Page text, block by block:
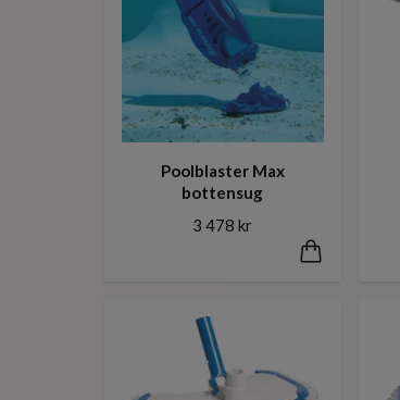
Poolblaster Max
bottensug
3 478 kr